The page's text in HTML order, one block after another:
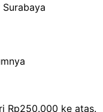
Rp250.000 ke atas.